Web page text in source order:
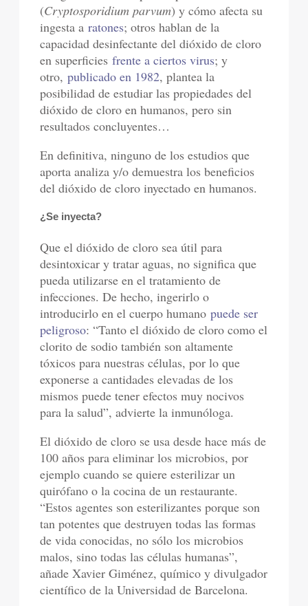
(Cryptosporidium parvum) y cómo afecta su
ingesta aratones; otros hablan de la
capacidad desinfectante del dióxido de cloro
en superficiesfrente a ciertos virus; y
otro,publicado en 1982, plantea la
posibilidad de estudiar las propiedades del
dióxido de cloro en humanos, pero sin
resultados concluyentes…
En definitiva, ninguno de los estudios que
aporta analiza y/o demuestra los beneficios
del dióxido de cloro inyectado en humanos.
¿Se inyecta?
Que el dióxido de cloro sea útil para
desintoxicar y tratar aguas, no significa que
pueda utilizarse en el tratamiento de
infecciones. De hecho, ingerirlo o
introducirlo en el cuerpo humanopuede ser
peligroso: “Tanto el dióxido de cloro como el
clorito de sodio también son altamente
tóxicos para nuestras células, por lo que
exponerse a cantidades elevadas de los
mismos puede tener efectos muy nocivos
para la salud”, advierte la inmunóloga.
El dióxido de cloro se usa desde hace más de
100 años para eliminar los microbios, por
ejemplo cuando se quiere esterilizar un
quirófano o la cocina de un restaurante.
“Estos agentes son esterilizantes porque son
tan potentes que destruyen todas las formas
de vida conocidas, no sólo los microbios
malos, sino todas las células humanas”,
añade Xavier Giménez, químico y divulgador
científico de la Universidad de Barcelona.